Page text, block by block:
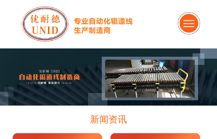
新闻资讯